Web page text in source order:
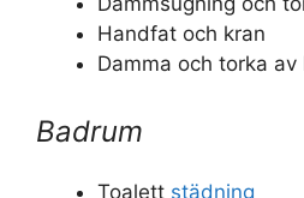
Handfat och kran
Damma och torka av
Badrum
Toalett städning